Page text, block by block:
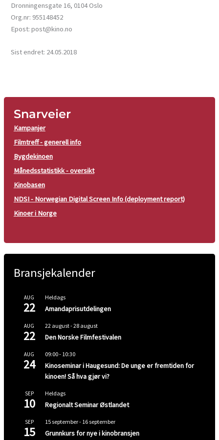
Dronningensgate 16, 0104 Oslo
Org.nr: 955148452
Epost: post@kino.no
Sist endret: 24.05.2018
Snarveier
Kampanjer
Filmtreff - generell info
Bygdekinoen
Månedsstatistikk - oversikt
Kinobasen
NDSI - Norwegian Digital Screen Info (deployment report)
Kinoer i Norge
Bransjekalender
AUG
22
Heldags
Amandaprisutdelingen
AUG
22
22 august-28 august
Den Norske Filmfestivalen
AUG
24
09:00- 10:30
Kinoseminar i Haugesund: De unge er fremtiden for
kinoen! Så hva gjør vi?
SEP
10
Heldags
Regionalt Seminar Østlandet
SEP
15
15 september- 16 september
Grunnkurs for nye i kinobransjen